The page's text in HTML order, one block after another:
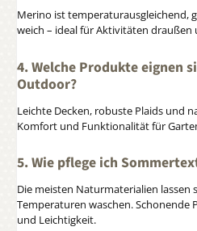
Merino ist temperaturausgleichend,
weich – ideal für Aktivitäten draußen
4. Welche Produkte eignen
Outdoor?
Leichte Decken, robuste Plaids und
Komfort und Funktionalität für
5. Wie pflege ich
Die meisten Naturmaterialien lassen
Temperaturen waschen. Schonende
und Leichtigkeit.